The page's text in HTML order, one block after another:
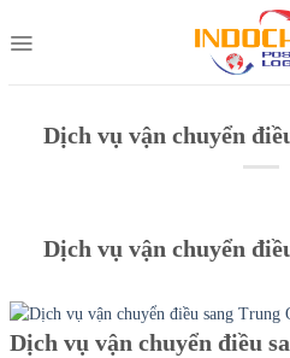
to
Dịch vụ vận chuyển
Dịch vụ vận chuyển
Dịch vụ vận chuyển điều